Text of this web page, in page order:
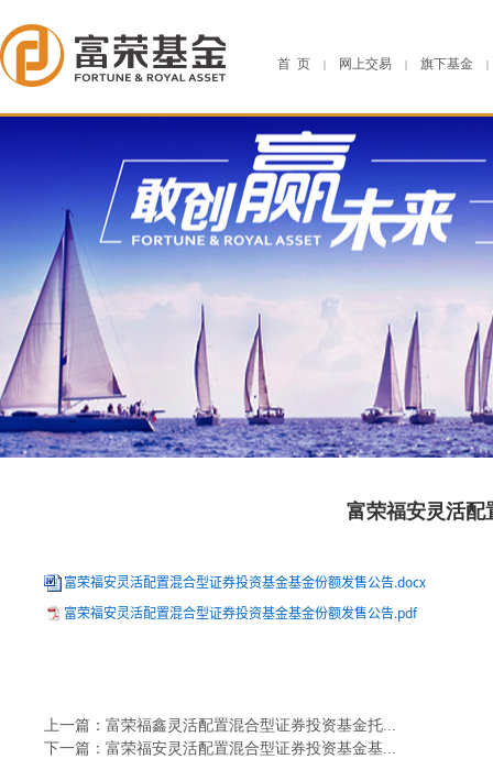
首 页 | 网上交易 | 旗下基金 |
富荣福安灵活配
富荣福安灵活配置混合型证券投资基金基金份额发售公告.docx
富荣福安灵活配置混合型证券投资基金基金份额发售公告.pdf
上一篇：富荣福鑫灵活配置混合型证券投资基金托...
下一篇：富荣福安灵活配置混合型证券投资基金基...